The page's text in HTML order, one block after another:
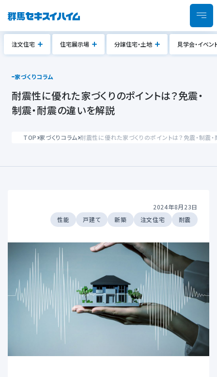
注文住宅 住宅展示場 分譲住宅・土地 見学会・イベン
家づくりコラム
耐震性に優れた家づくりのポイントは？免震・
制震・耐震の違いを解説
TOP 家づくりコラム 耐震性に優れた家づくりのポイントは？免震・制震
性能 戸建て 新築 注文住宅 耐震
2024年8月23日